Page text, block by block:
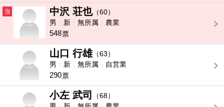
当 中沢 荘也（60）
男
新 無所属 農業
548票
山口 行雄（63）
男
新 無所属 自営業
290票
小左 武司
（68）